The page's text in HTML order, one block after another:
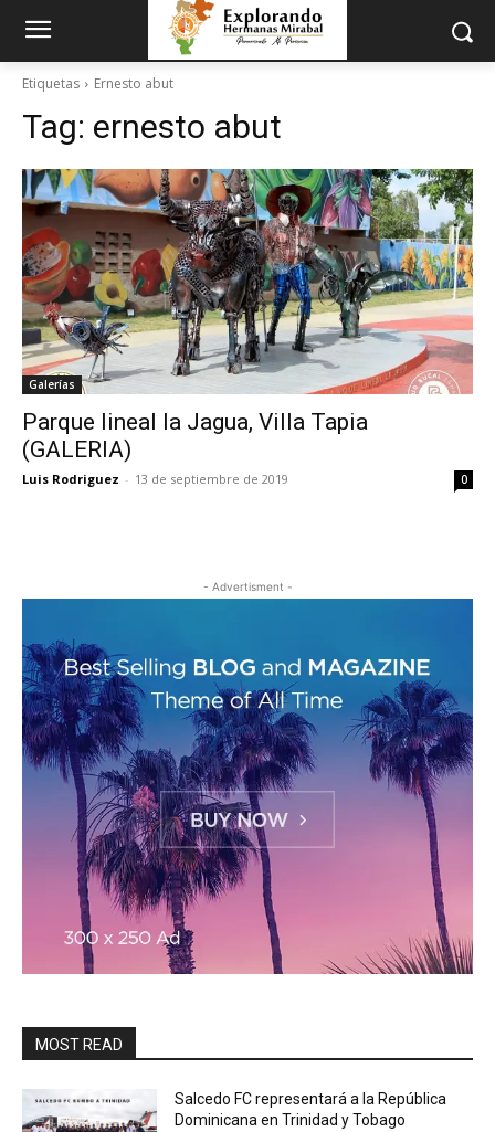
Etiquetas Ernesto abut
Tag: ernesto abut
Galerías
Parque lineal la Jagua, Villa Tapia
(GALERIA)
Luis Rodriguez - 13 de septiembre de 2019 0
- Advertisment -
MOST READ
Salcedo FC representará a la República
Dominicana en Trinidad y Tobago